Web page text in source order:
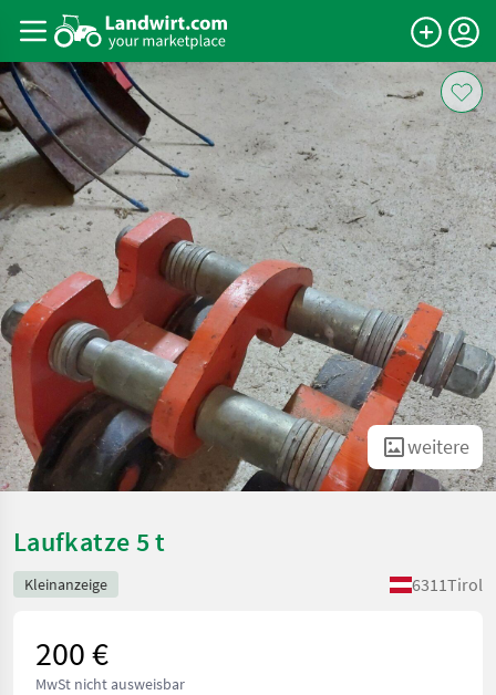
weitere
Laufkatze 5 t
Kleinanzeige 6311Tirol
200 €
MwSt nicht ausweisbar